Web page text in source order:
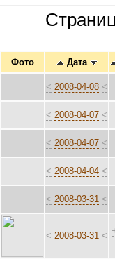
Фото Дата
< 2008-04-08 <
< 2008-04-07 <
< 2008-04-07 <
< 2008-04-04 <
< 2008-03-31 <
< 2008-03-31 <